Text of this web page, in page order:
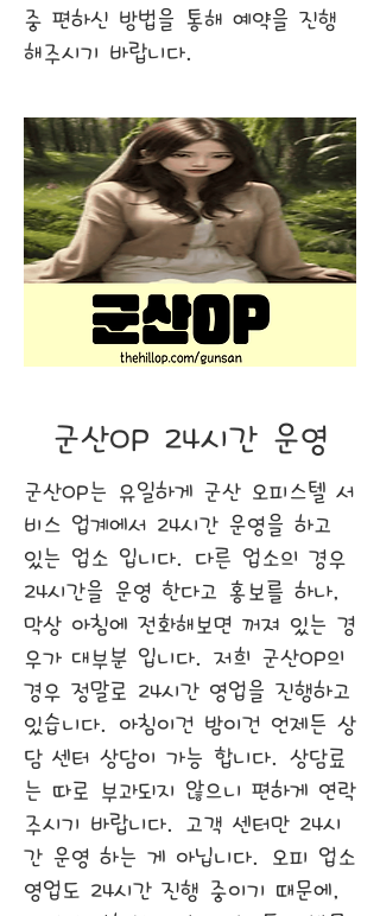
중 편하신 방법을 통해 예약을 진행
해주시기 바랍니다.
​군산OP 24시간 운영
군산OP는 유일하게 군산 오피스텔 서
비스 업계에서 24시간 운영을 하고
있는 업소 입니다. 다른 업소의 경우
24시간을 운영 한다고 홍보를 하나,
막상 아침에 전화해보면 꺼져 있는 경
우가 대부분 입니다. 저희 군산OP의
경우 정말로 24시간 영업을 진행하고
있습니다. 아침이건 밤이건 언제든 상
담 센터 상담이 가능 합니다. 상담료
는 따로 부과되지 않으니 편하게 연락
주시기 바랍니다. 고객 센터만 24시
간 운영 하는 게 아닙니다. 오피 업소
영업도 24시간 진행 중이기 때문에,